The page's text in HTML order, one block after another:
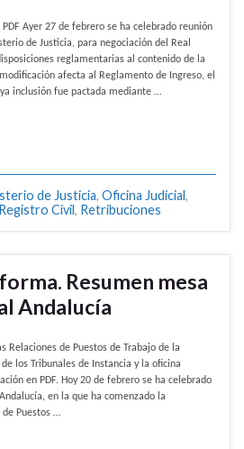
Ayer 27 de febrero se ha celebrado reunión
de Justicia, para negociación del Real
reglamentarias al contenido de la
afecta al Reglamento de Ingreso, el
inclusión fue pactada mediante …
de Justicia, Oficina Judicial ,
Registro Civil, Retribuciones
Resumen mesa
Andalucía
Relaciones de Puestos de Trabajo de la
los Tribunales de Instancia y la oficina
en PDF. Hoy 20 de febrero se ha celebrado
en la que ha comenzado la
de Puestos …